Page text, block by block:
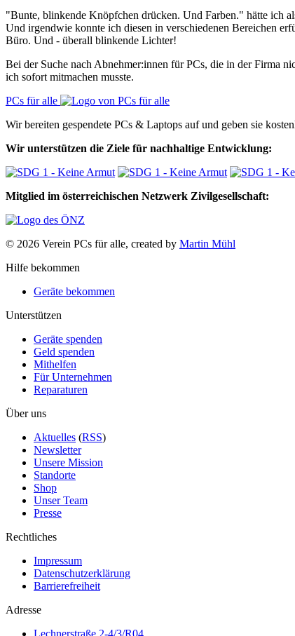
"Bunte, blinkende Knöpfchen drücken. Und Farben." hätte ich
Und irgendwie konnte ich diesen in verschiedenen Bereichen
Büro. Und - überall blinkende Lichter!
Bei der Suche nach Abnehmer:innen für PCs, die in der Firma
ich sofort mitmachen musste.
PCs für alle
Wir bereiten gespendete PCs & Laptops auf und geben sie
Wir unterstützen die Ziele für nachhaltige Entwicklung:
Mitglied im österreichischen Netzwerk Zivilgesellschaft:
© 2026 Verein PCs für alle, created by Martin Mühl
Hilfe bekommen
Geräte bekommen
Unterstützen
Geräte spenden
Geld spenden
Mithelfen
Für Unternehmen
Reparaturen
Über uns
Aktuelles (RSS)
Newsletter
Unsere Mission
Standorte
Shop
Unser Team
Presse
Rechtliches
Impressum
Datenschutzerklärung
Barrierefreiheit
Adresse
Lechnerstraße 2-4/3/R04